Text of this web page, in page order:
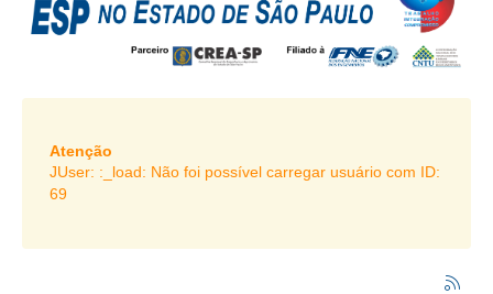
PALAVRA DO PRESIDENTE
DIRETORIA
LIVRO GESTÃO 2026-2029
SUBSEDES SINDICAIS
Atenção
JUser: :_load: Não foi possível carregar usuário com ID:
69